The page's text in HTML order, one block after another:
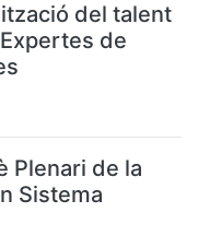
del talent
de
Plenari de la
Sistema